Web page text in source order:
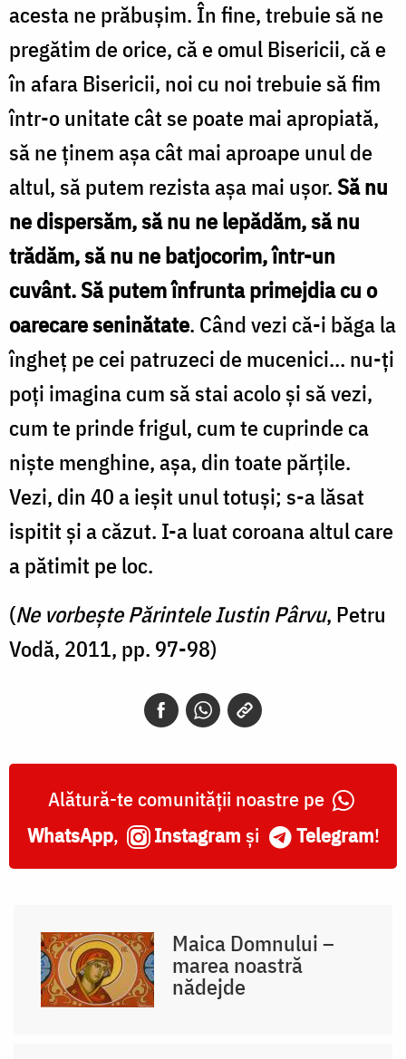
acesta ne prăbușim. În fine, trebuie să ne
pregătim de orice, că e omul Bisericii, că e
în afara Bisericii, noi cu noi trebuie să fim
într-o unitate cât se poate mai apropiată,
să ne ținem așa cât mai aproape unul de
altul, să putem rezista așa mai ușor.Să nu
ne dispersăm, să nu ne lepădăm, să nu
trădăm, să nu ne batjocorim, într-un
cuvânt. Să putem înfrunta primejdia cu o
oarecare seninătate. Când vezi că-i băga la
îngheț pe cei patruzeci de mucenici… nu-ți
poți imagina cum să stai acolo și să vezi,
cum te prinde frigul, cum te cuprinde ca
niște menghine, așa, din toate părțile.
Vezi, din 40 a ieșit unul totuși; s-a lăsat
ispitit și a căzut. I-a luat coroana altul care
a pătimit pe loc.
(Ne vorbește Părintele Iustin Pârvu, Petru
Vodă, 2011, pp. 97-98)
Alătură-te comunității noastre pe
WhatsApp, Instagram și Telegram!
Maica Domnului –
marea noastră
nădejde